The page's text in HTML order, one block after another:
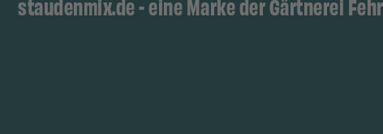
staudenmix.de - eine Marke der Gärtnerei